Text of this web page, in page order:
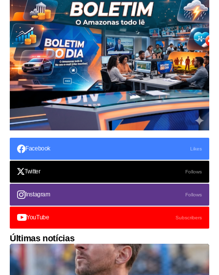
Facebook Likes
Twitter Follows
Instagram Follows
YouTube Subscribers
Últimas notícias